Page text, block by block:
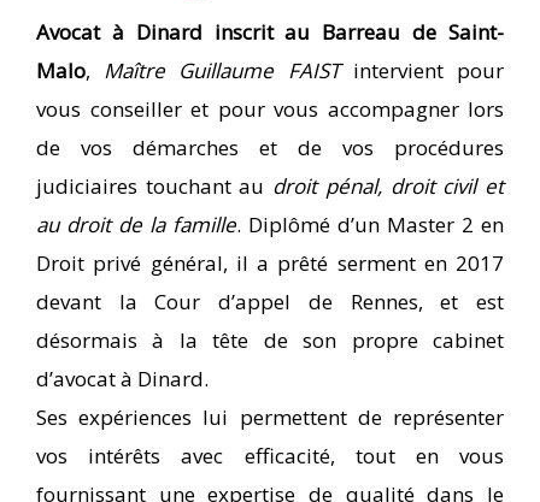
Avocat à Dinard inscrit au Barreau de Saint-
Malo, Maître Guillaume FAIST intervient pour
vous conseiller et pour vous accompagner lors
de vos démarches et de vos procédures
judiciaires touchant au droit pénal, droit civil et
au droit de la famille. Diplômé d’un Master 2 en
Droit privé général, il a prêté serment en 2017
devant la Cour d’appel de Rennes, et est
désormais à la tête de son propre cabinet
d’avocat à Dinard.
Ses expériences lui permettent de représenter
vos intérêts avec efficacité, tout en vous
fournissant une expertise de qualité dans le